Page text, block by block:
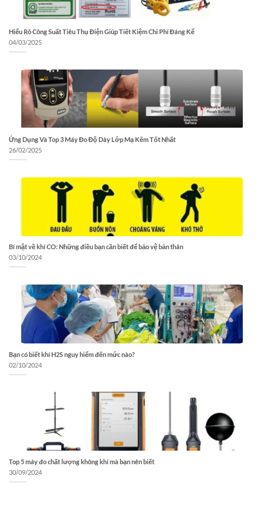
Hiểu Rõ Công Suất Tiêu Thụ Điện Giúp Tiết Kiệm Chi Phí Đáng Kể
04/03/2025
Ứng Dụng Và Top 3 Máy Đo Độ Dày Lớp Mạ Kẽm Tốt Nhất
26/02/2025
Bí mật về khí CO: Những điều bạn cần biết để bảo vệ bản thân
03/10/2024
Bạn có biết khí H2S nguy hiểm đến mức nào?
02/10/2024
Top 5 máy đo chất lượng không khí mà bạn nên biết
30/09/2024